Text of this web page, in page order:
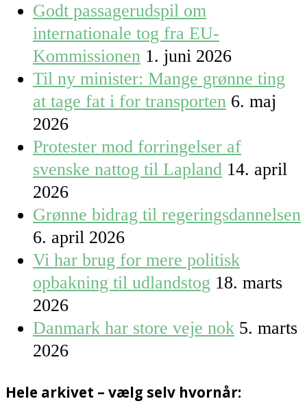
Godt passagerudspil om
internationale tog fra EU-
Kommissionen 1. juni 2026
Til ny minister: Mange grønne ting
at tage fat i for transporten 6. maj
2026
Protester mod forringelser af
svenske nattog til Lapland 14. april
2026
Grønne bidrag til regeringsdannelsen
6. april 2026
Vi har brug for mere politisk
opbakning til udlandstog 18. marts
2026
Danmark har store veje nok 5. marts
2026
Hele arkivet – vælg selv hvornår: